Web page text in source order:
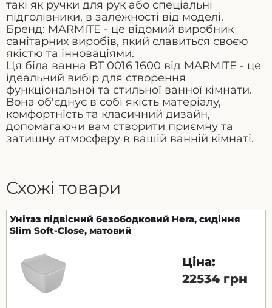
такі як ручки для рук або спеціальні
підголівники, в залежності від моделі.
Бренд: MARMITE - це відомий виробник
санітарних виробів, який славиться своєю
якістю та інноваціями.
Ця біла ванна BT 0016 1600 від MARMITE - це
ідеальний вибір для створення
функціональної та стильної ванної кімнати.
Вона об'єднує в собі якість матеріалу,
комфортність та класичний дизайн,
допомагаючи вам створити приємну та
затишну атмосферу в вашій ванній кімнаті.
Схожі товари
Унітаз підвісний безободковий Hera, сидіння
Slim Soft-Close, матовий
Ціна:
22534 грн